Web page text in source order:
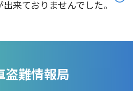
来ておりませんでした。
盗難情報局